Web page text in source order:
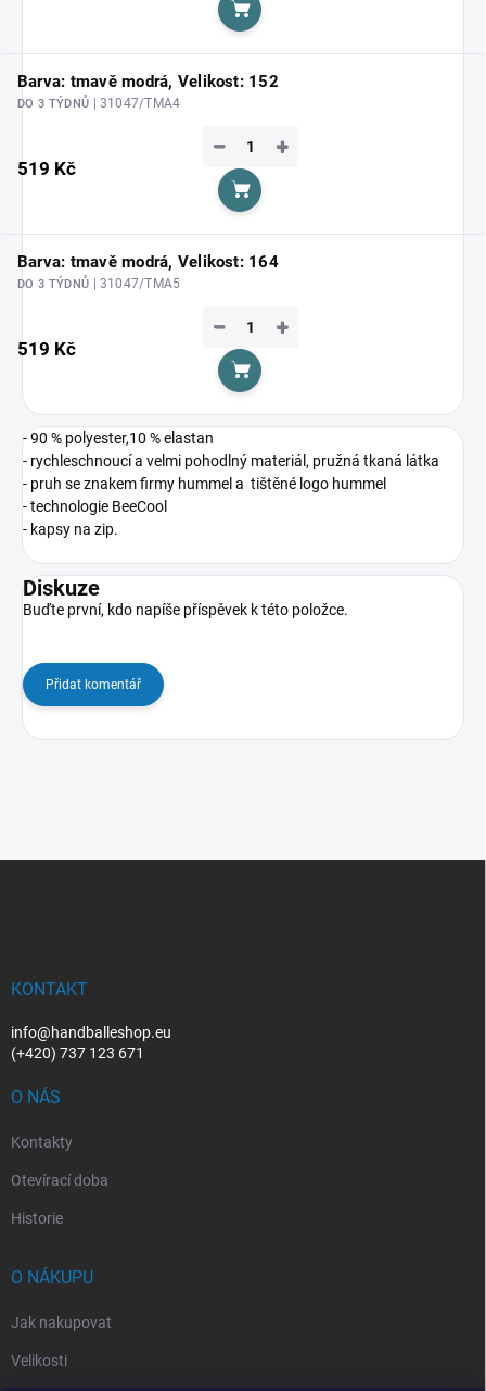
Do košíku
Barva: tmavě modrá, Velikost: 152
DO 3 TÝDNŮ | 31047/TMA4
519 Kč
+
−
Do košíku
Barva: tmavě modrá, Velikost: 164
DO 3 TÝDNŮ | 31047/TMA5
519 Kč
+
−
Do košíku
- 90 % polyester,10 % elastan
- rychleschnoucí a velmi pohodlný materiál, pružná tkaná látka
- pruh se znakem firmy hummel a tištěné logo hummel
- technologie BeeCool
- kapsy na zip.
Diskuze
Buďte první, kdo napíše příspěvek k této položce.
Přidat komentář
KONTAKT
info@handballeshop.eu
(+420) 737 123 671
O NÁS
Kontakty
Otevírací doba
Historie
O NÁKUPU
Jak nakupovat
Velikosti